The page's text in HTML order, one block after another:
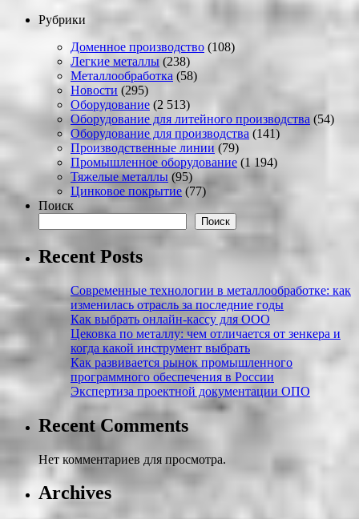
Рубрики
Доменное производство (108)
Легкие металлы (238)
Металлообработка (58)
Новости (295)
Оборудование (2 513)
Оборудование для литейного производства (54)
Оборудование для производства (141)
Производственные линии (79)
Промышленное оборудование (1 194)
Тяжелые металлы (95)
Цинковое покрытие (77)
Поиск
Поиск
Recent Posts
Современные технологии в металлообработке: как
изменилась отрасль за последние годы
Как выбрать онлайн-кассу для ООО
Цековка по металлу: чем отличается от зенкера и
когда какой инструмент выбрать
Как развивается рынок промышленного
программного обеспечения в России
Экспертиза проектной документации ОПО
Recent Comments
Нет комментариев для просмотра.
Archives